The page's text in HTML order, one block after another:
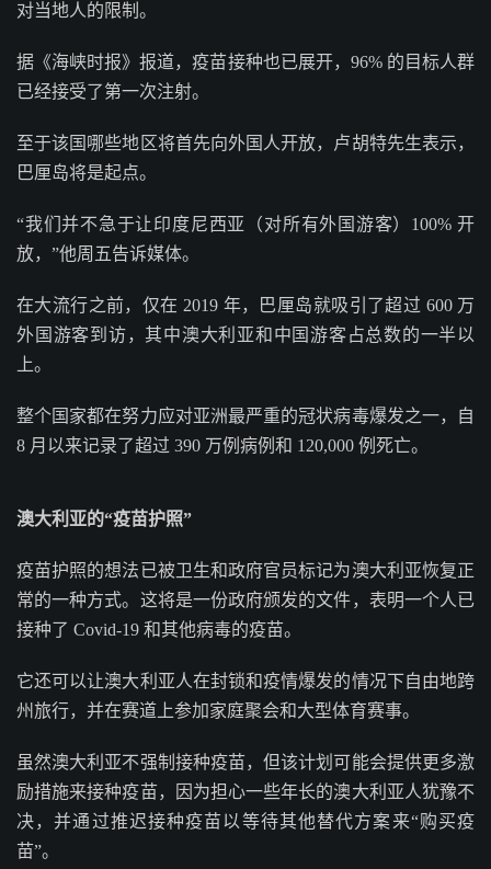
对当地人的限制。
据《海峡时报》报道，疫苗接种也已展开，96% 的目标人群
已经接受了第一次注射。
至于该国哪些地区将首先向外国人开放，卢胡特先生表示，
巴厘岛将是起点。
“我们并不急于让印度尼西亚（对所有外国游客）100% 开
放，”他周五告诉媒体。
在大流行之前，仅在 2019 年，巴厘岛就吸引了超过 600 万
外国游客到访，其中澳大利亚和中国游客占总数的一半以
上。
整个国家都在努力应对亚洲最严重的冠状病毒爆发之一，自
8 月以来记录了超过 390 万例病例和 120,000 例死亡。
澳大利亚的“疫苗护照”
疫苗护照的想法已被卫生和政府官员标记为澳大利亚恢复正
常的一种方式。这将是一份政府颁发的文件，表明一个人已
接种了 Covid-19 和其他病毒的疫苗。
它还可以让澳大利亚人在封锁和疫情爆发的情况下自由地跨
州旅行，并在赛道上参加家庭聚会和大型体育赛事。
虽然澳大利亚不强制接种疫苗，但该计划可能会提供更多激
励措施来接种疫苗，因为担心一些年长的澳大利亚人犹豫不
决，并通过推迟接种疫苗以等待其他替代方案来“购买疫
苗”。